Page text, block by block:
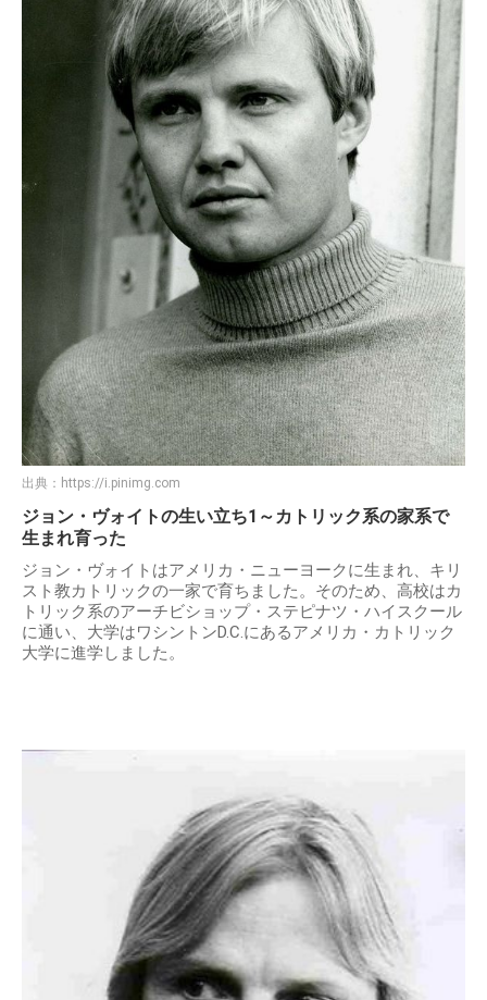
出典： https://i.pinimg.com
ジョン・ヴォイトの生い立ち1～カトリック系の家系で
生まれ育った
ジョン・ヴォイトはアメリカ・ニューヨークに生まれ、キリ
スト教カトリックの一家で育ちました。そのため、高校はカ
トリック系のアーチビショップ・ステピナツ・ハイスクール
に通い、大学はワシントンD.C.にあるアメリカ・カトリック
大学に進学しました。